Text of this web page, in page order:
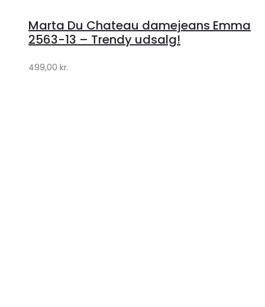
Klædeskabet.dk
Marta Du Chateau damejeans Emma
2563-13 – Trendy udsalg!
499,00 kr.